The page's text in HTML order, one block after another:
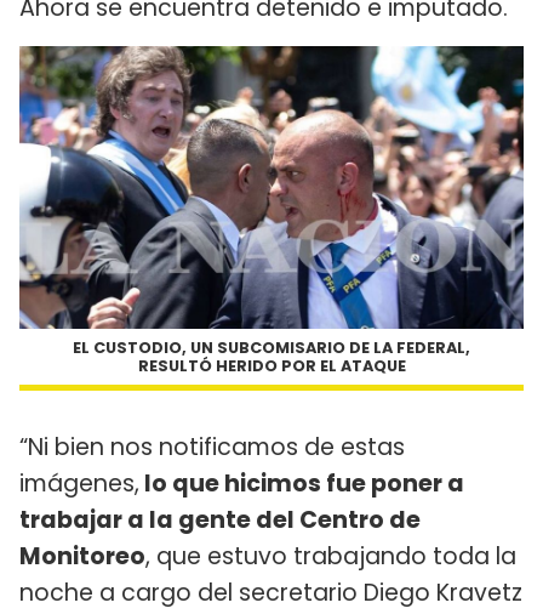
Ahora se encuentra detenido e imputado.
EL CUSTODIO, UN SUBCOMISARIO DE LA FEDERAL,
RESULTÓ HERIDO POR EL ATAQUE
“Ni bien nos notificamos de estas
imágenes, lo que hicimos fue poner a
trabajar a la gente del Centro de
Monitoreo, que estuvo trabajando toda la
noche a cargo del secretario Diego Kravetz